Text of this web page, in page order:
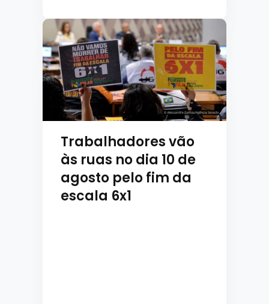
Trabalhadores vão
às ruas no dia 10 de
agosto pelo fim da
escala 6x1